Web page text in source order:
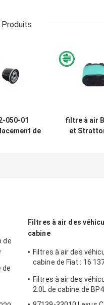
050-01
de
filtre à air
et
de
de
Filtres à air des
cabine
Filtres à air des
cabine de Fiat : 16
Filtres à air des
2.0L de cabine de